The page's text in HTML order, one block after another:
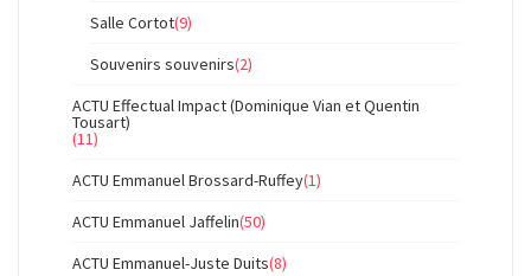
Salle Cortot(9)
Souvenirs souvenirs(2)
ACTU Effectual Impact (Dominique Vian et Quentin
Tousart)
(11)
ACTU Emmanuel Brossard-Ruffey(1)
ACTU Emmanuel Jaffelin(50)
ACTU Emmanuel-Juste Duits(8)